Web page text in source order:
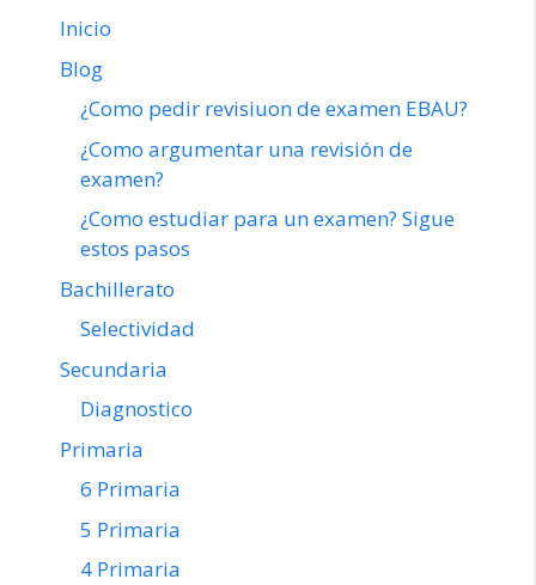
Inicio
Blog
¿Como pedir revisiuon de examen EBAU?
¿Como argumentar una revisión de
examen?
¿Como estudiar para un examen? Sigue
estos pasos
Bachillerato
Selectividad
Secundaria
Diagnostico
Primaria
6 Primaria
5 Primaria
4 Primaria